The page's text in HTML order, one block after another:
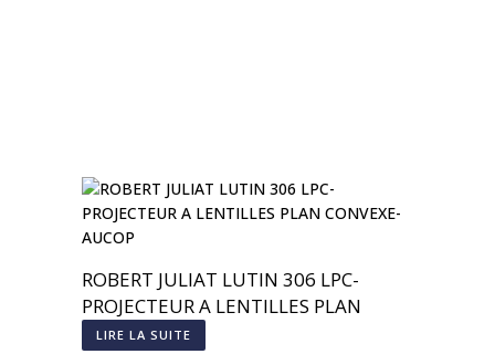
ROBERT JULIAT LUTIN 306 LPC-
PROJECTEUR A LENTILLES PLAN
CONVEXE
LIRE LA SUITE